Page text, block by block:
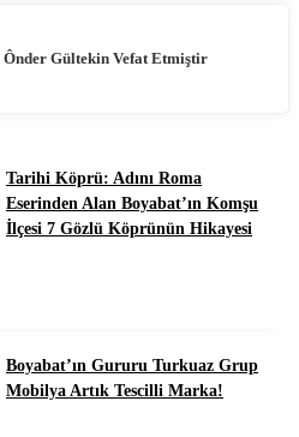
Gültekin Vefat Etmiştir
Tarihi Köprü: Adını Roma
Eserinden Alan Boyabat’ın Komşu
İlçesi 7 Gözlü Köprünün Hikayesi
Boyabat’ın Gururu Turkuaz Grup
Mobilya Artık Tescilli Marka!